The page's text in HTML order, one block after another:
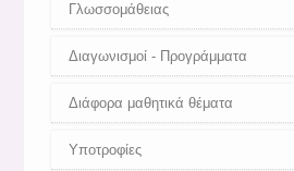
Γλωσσομάθειας
Διαγωνισμοί - Προγράμματα
Διάφορα μαθητικά θέματα
Υποτροφίες